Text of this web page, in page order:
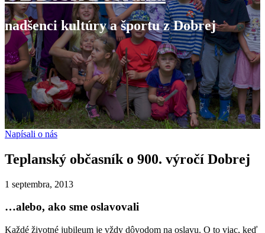
nadšenci kultúry a športu z Dobrej
Napísali o nás
Teplanský občasník o 900. výročí Dobrej
1 septembra, 2013
…alebo, ako sme oslavovali
Každé životné jubileum je vždy dôvodom na oslavu. O to viac, keď